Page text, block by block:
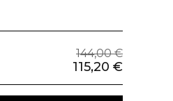
144,00 €
115,20 €